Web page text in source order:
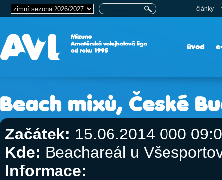
články
úvod
Beach mixů, České
Začátek: 15.06.2014 000
Kde: Beachareál u
Informace: